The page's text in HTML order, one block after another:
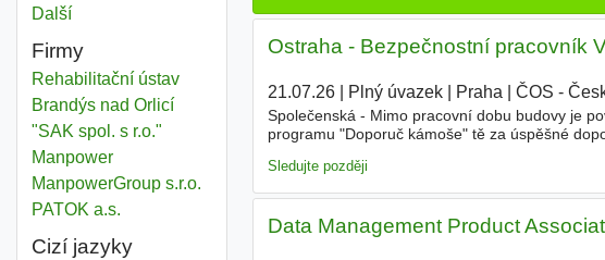
Dalšíkraj
Firmy
Rehabilitační ústav
Brandýs nad Orlicí
"SAK spol. s r.o."
Manpower
ManpowerGroup s.r.o.
PATOK a.s.
Cizí jazyky
Ostraha - Bezpečnostní pracovník
21.07.26| Plný úvazek| Praha ČOS -
Společenská - Mimo pracovní dobu budovy je
programu "Doporuč kámoše" tě za úspěšné
Sledujte později
Data Management Product